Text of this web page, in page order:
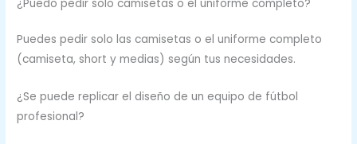
¿Puedo pedir solo camisetas o el uniforme completo?
Puedes pedir solo las camisetas o el uniforme completo
(camiseta, short y medias) según tus necesidades.
¿Se puede replicar el diseño de un equipo de fútbol
profesional?